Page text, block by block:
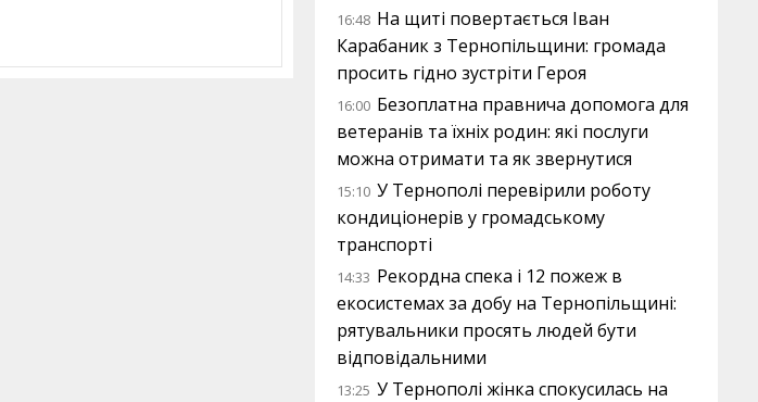
16:48 На щиті повертається Іван
Карабаник з Тернопільщини: громада
просить гідно зустріти Героя
16:00 Безоплатна правнича допомога для
ветеранів та їхніх родин: які послуги
можна отримати та як звернутися
15:10 У Тернополі перевірили роботу
кондиціонерів у громадському
транспорті
14:33 Рекордна спека і 12 пожеж в
екосистемах за добу на Тернопільщині:
рятувальники просять людей бути
відповідальними
13:25 У Тернополі жінка спокусилась на